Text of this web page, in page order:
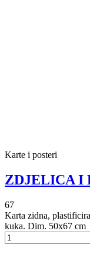
Karte i posteri
ZDJELICA I
67
Karta zidna,
kuka. Dim. 50x67 cm